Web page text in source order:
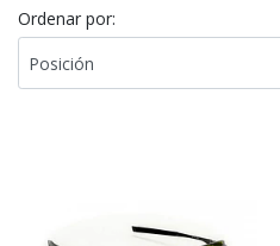
Ordenar por: